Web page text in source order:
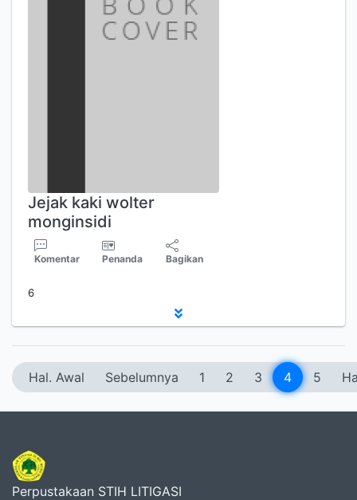
Jejak kaki wolter
monginsidi
Komentar Penanda Bagikan
6
Hal. Awal Sebelumnya 1 2 3 4 5
Perpustakaan STIH LITIGASI